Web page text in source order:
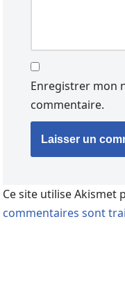
Enregistrer mon
commentaire.
Ce site utilise Akismet
commentaires sont